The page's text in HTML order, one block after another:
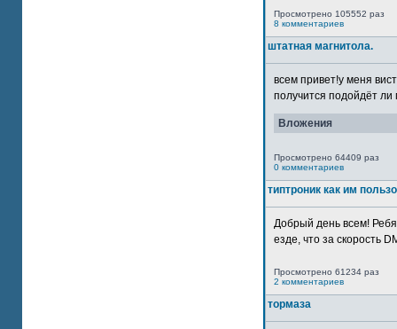
Просмотрено 105552 раз
8 комментариев
штатная магнитола.
всем привет!у меня
получится подойдёт ли
Вложения
Просмотрено 64409 раз
0 комментариев
типтроник как им
Добрый день всем!
езде, что за скорость
Просмотрено 61234 раз
2 комментариев
тормаза